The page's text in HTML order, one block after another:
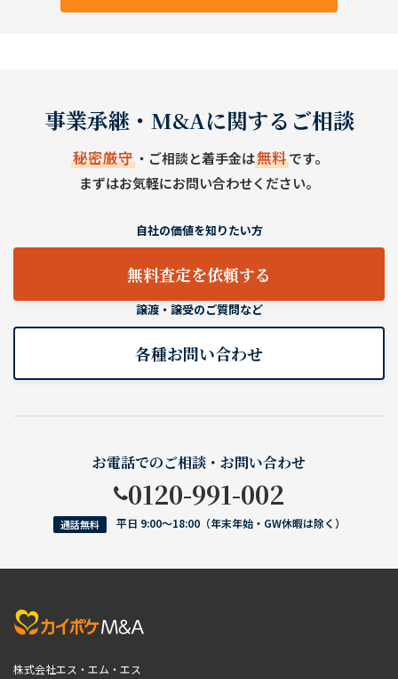
事業承継・M&Aに関するご相談
秘密厳守・ご相談と着手金は無料です。
まずはお気軽にお問い合わせください。
自社の価値を知りたい方
無料査定を依頼する
譲渡・譲受のご質問など
各種お問い合わせ
お電話でのご相談・お問い合わせ
0120-991-002
通話無料 平日 9:00〜18:00（年末年始・GW休暇は除く）
株式会社エス・エム・エス